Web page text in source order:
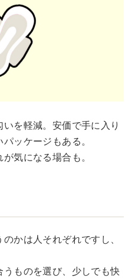
を軽減。安価で手に入り
ッケージもある。
気になる場合も。
かは人それぞれですし、
ものを選び、少しでも快